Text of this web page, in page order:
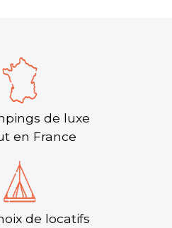
de luxe
en France
de locatifs